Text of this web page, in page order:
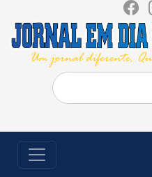
Pesquisar
por: